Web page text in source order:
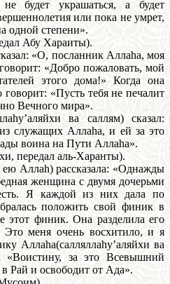
будет украшаться, а будет
или пока не умрет,
одной степени».
Абу Хараиты).
«О, посланник Аллаhа, моя
«Добро пожаловать, мой
этого дома!» Когда она
«Пусть тебя не печалит
Вечного мира».
ва саллям) сказал:
служащих Аллаhа, и ей за это
воина на Пути Аллаhа».
передал аль-Харанты).
Аллаh) рассказала: «Однажды
женщина с двумя дочерьми
Я каждой из них дала по
положить свой финик в
этот финик. Она разделила его
Это меня очень восхитило, и я
Аллаhа(салляллаhу’аляйхи ва
«Воистину, за это Всевышний
в Рай и освободит от Ада».